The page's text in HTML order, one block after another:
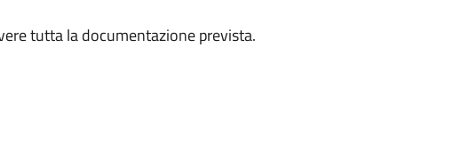
tutta la documentazione prevista.